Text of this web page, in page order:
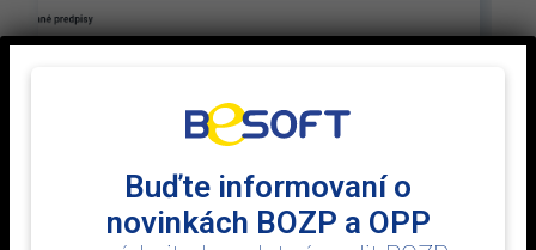
Buďte informovaní o
novinkách BOZP a OPP